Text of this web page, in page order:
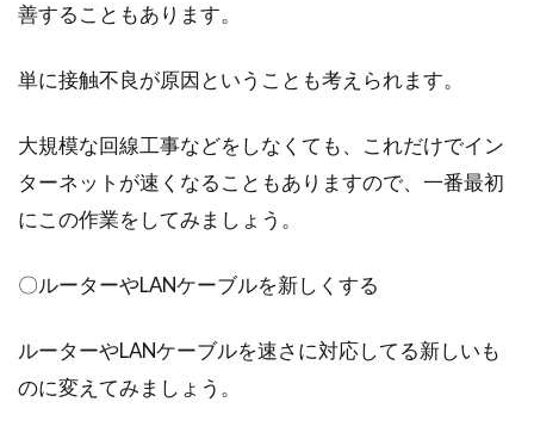
善することもあります。
単に接触不良が原因ということも考えられます。
大規模な回線工事などをしなくても、これだけでイン
ターネットが速くなることもありますので、一番最初
にこの作業をしてみましょう。
〇ルーターやLANケーブルを新しくする
ルーターやLANケーブルを速さに対応してる新しいも
のに変えてみましょう。